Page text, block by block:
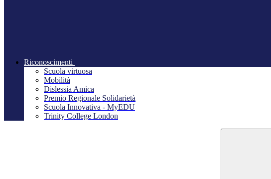
Riconoscimenti
Scuola virtuosa
Mobilità
Dislessia Amica
Premio Regionale Solidarietà
Scuola Innovativa - MyEDU
Trinity College London